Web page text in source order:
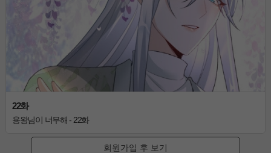
22화
용왕님이 너무해 - 22화
회원가입 후 보기